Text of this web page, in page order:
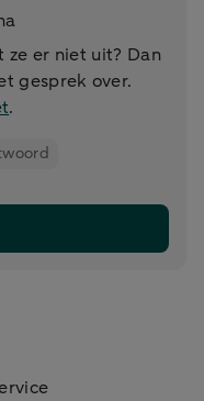
ze er niet uit? Dan
gesprek over.
.